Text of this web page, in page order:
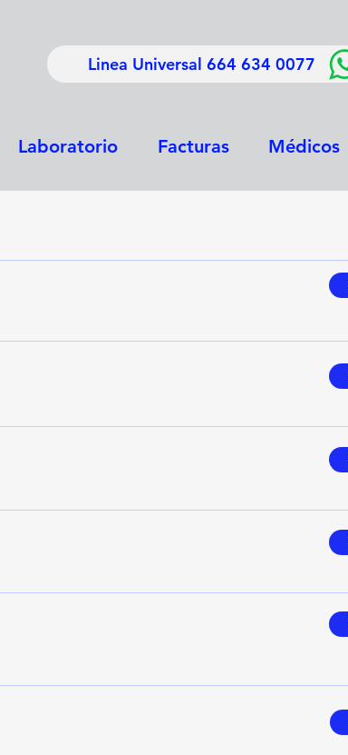
Linea Universal 664 634 0077
Laboratorio Facturas Médicos